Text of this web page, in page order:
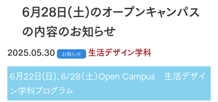
6月28日(土)のオープンキャンパス
の内容のお知らせ
2025.05.30 お知らせ 生活デザイン学科
6月22日(日)、6/28（土）Open Campus 生活デザイ
ン学科プログラム